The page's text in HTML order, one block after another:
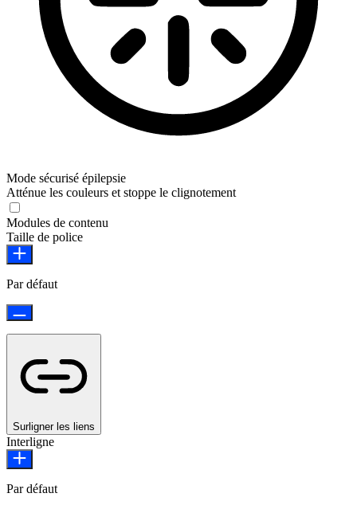
Mode sécurisé épilepsie
Atténue les couleurs et stoppe le clignotement
Modules de contenu
Taille de police
Par défaut
Surligner les liens
Interligne
Par défaut